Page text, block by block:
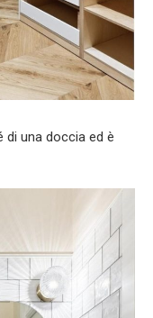
di una doccia ed è